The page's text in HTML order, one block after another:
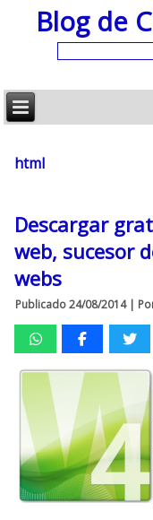
Blog de
html
Descargar
web, sucesor
webs
Publicado 24/08/2014|